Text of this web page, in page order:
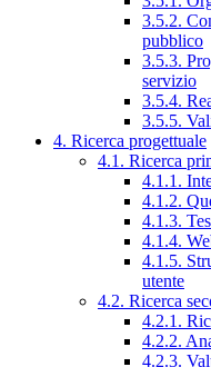
3.5.2.
pubblico
3.5.3.
servizio
3.5.4.
3.5.5.
4. Ricerca progettuale
4.1. Ricerca
4.1.1.
4.1.2.
4.1.3.
4.1.4.
4.1.5.
utente
4.2. Ricerca
4.2.1.
4.2.2.
4.2.3.